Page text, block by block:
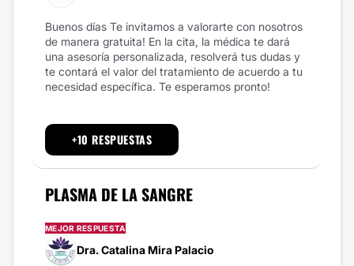
Buenos días Te invitamos a valorarte con nosotros
de manera gratuita! En la cita, la médica te dará
una asesoría personalizada, resolverá tus dudas y
te contará el valor del tratamiento de acuerdo a tu
necesidad específica. Te esperamos pronto!
+10 RESPUESTAS
PLASMA DE LA SANGRE
MEJOR RESPUESTA
Dra. Catalina Mira Palacio